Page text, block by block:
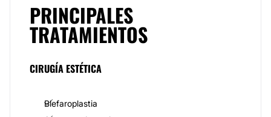
pacientes, está especializada en abdominoplastia,
aumento de pómulos, aumento mamario,
blefaroplastia con láser, cirugía mamaria, láser para
Los pacientes de la
PRINCIPALES
TRATAMIENTOS
CIRUGÍA ESTÉTICA
Blefaroplastia